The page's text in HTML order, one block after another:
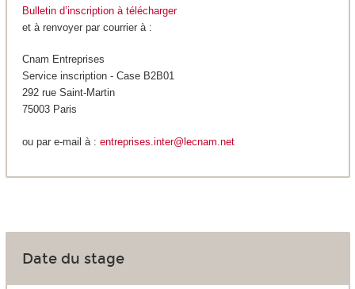
Bulletin d’inscription à télécharger
et à renvoyer par courrier à :
Cnam Entreprises
Service inscription - Case B2B01
292 rue Saint-Martin
75003 Paris
ou par e-mail à : entreprises.inter@lecnam.net
Date du stage